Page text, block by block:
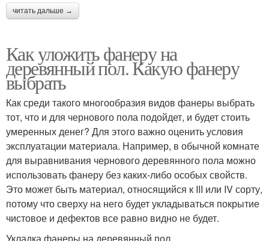
читать дальше →
Как уложить фанеру на
деревянный пол. Какую фанеру
выбрать
Как среди такого многообразия видов фанеры выбрать
тот, что и для чернового пола подойдет, и будет стоить
умеренных денег? Для этого важно оценить условия
эксплуатации материала. Например, в обычной комнате
для выравнивания чернового деревянного пола можно
использовать фанеру без каких-либо особых свойств.
Это может быть материал, относящийся к III или IV сорту,
потому что сверху на него будет укладываться покрытие
чистовое и дефектов все равно видно не будет.